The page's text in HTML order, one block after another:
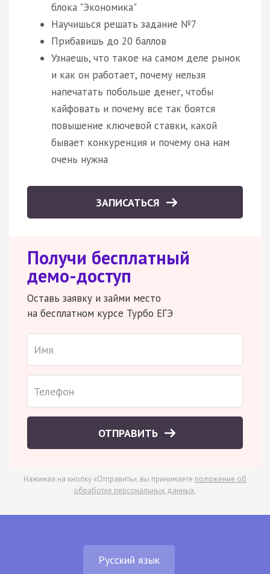
блока "Экономика"
Научишься решать задание №7
Прибавишь до 20 баллов
Узнаешь, что такое на самом деле рынок
и как он работает, почему нельзя
напечатать побольше денег, чтобы
кайфовать и почему все так боятся
повышение ключевой ставки, какой
бывает конкуренция и почему она нам
очень нужна
ЗАПИСАТЬСЯ
Получи бесплатный
демо-доступ
Оставь заявку и займи место
на бесплатном курсе Турбо ЕГЭ
ОТПРАВИТЬ
Нажимая на кнопку «Отправить», вы принимаете положение об
обработке персональных данных.
Русский язык